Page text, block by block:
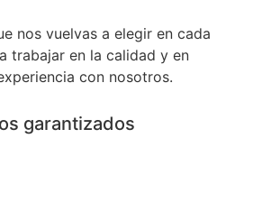
nos vuelvas a elegir en cada
trabajar en la calidad y en
con nosotros.
garantizados